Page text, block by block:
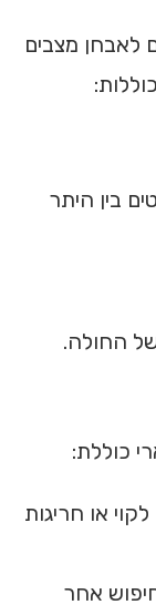
לאבחן מצבים
בין היתר
החולה.
כוללת:
או חריגות
אחר